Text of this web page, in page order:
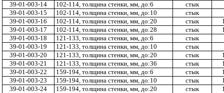
39-01-003-14
102-114, толщина стенки, мм, до:6 стык
39-01-003-15
102-114, толщина стенки, мм, до:10 стык
39-01-003-16
102-114, толщина стенки, мм, до:20 стык
39-01-003-17
102-114, толщина стенки, мм, до:28 стык
39-01-003-18
121-133, толщина стенки, мм, до:6 стык
39-01-003-19
121-133, толщина стенки, мм, до:10 стык
39-01-003-20
121-133, толщина стенки, мм, до:20 стык
39-01-003-21
121-133, толщина стенки, мм, до:36 стык
39-01-003-22
159-194, толщина стенки, мм, до:6 стык
39-01-003-23
159-194, толщина стенки, мм, до:10 стык
39-01-003-24
159-194, толщина стенки, мм, до:20 стык